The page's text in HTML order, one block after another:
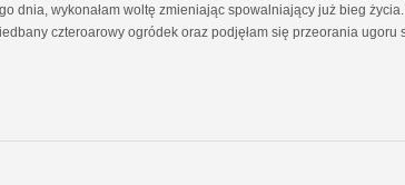
dnia, wykonałam woltę zmieniając spowalniający już bieg
czteroarowy ogródek oraz podjęłam się przeorania ugoru